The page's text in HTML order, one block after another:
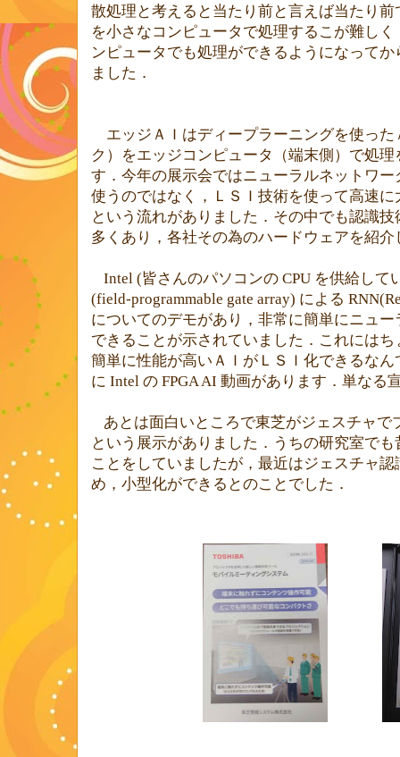
散処理と考えると当たり前と言えば当たり
を小さなコンピュータで処理するこが難しく
ンピュータでも処理ができるようになって
ました．
エッジＡＩはディープラーニングを使った
ク）をエッジコンピュータ（端末側）で処
す．今年の展示会ではニューラルネットワ
使うのではなく，ＬＳＩ技術を使って高速
という流れがありました．その中でも認識
多くあり，各社その為のハードウェアを紹
Intel (皆さんのパソコンの CPU を供給して
(field-programmable gate array) による
についてのデモがあり，非常に簡単にニュ
できることが示されていました．これには
簡単に性能が高いＡＩがＬＳＩ化できる
に Intel の FPGA AI 動画があります．単なる
あとは面白いところで東芝がジェスチャ
という展示がありました．うちの研究室で
ことをしていましたが，最近はジェスチャ
め，小型化ができるとのことでした．